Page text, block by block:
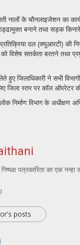
नालों के चौनलाइजेशन का
बनाने तथा सड़क
प्रतिक्रिया दल (क्यूआरटी)
विशेष सतर्कता बरतने तथा
हुए जिलाधिकारी ने सभी
स्तर पर कॉल ऑपरेटर
निर्माण विभाग के अधीक्षण
निष्पक्ष पत्रकारिता का एक
posts